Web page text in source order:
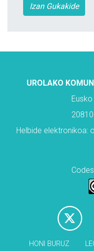
Izan Gukakide
UROLAKO
Helbide elektronikoa:
HONI BURUZ